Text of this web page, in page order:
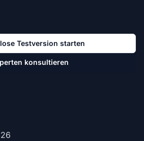
Testversion starten
konsultieren